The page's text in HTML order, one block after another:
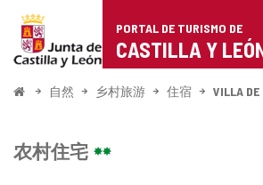
Portal
de
Turismo
Castilla
PORTAL DE TURISMO DE
CASTILLA Y
开
自然 乡村旅游 住宿 VILLA DE
农村住宅